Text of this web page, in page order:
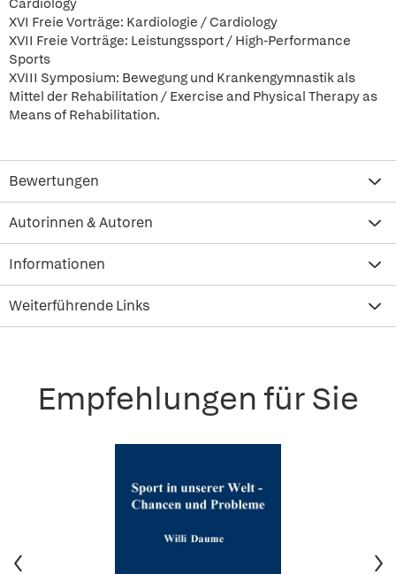
Cardiology
XVI Freie Vorträge: Kardiologie / Cardiology
XVII Freie Vorträge: Leistungssport / High-Performance
Sports
XVIII Symposium: Bewegung und Krankengymnastik als
Mittel der Rehabilitation / Exercise and Physical Therapy as
Means of Rehabilitation.
Bewertungen
Autorinnen & Autoren
Informationen
Weiterführende Links
Empfehlungen für Sie